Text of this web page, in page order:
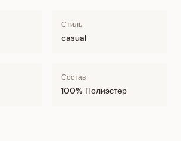
Стиль
casual
Состав
100% Полиэстер